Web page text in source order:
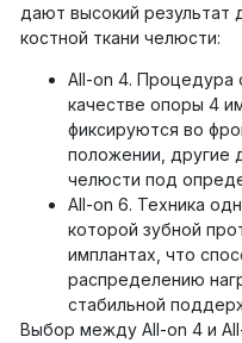
дают высокий результат
костной ткани челюсти:
All-on 4. Процедура
качестве опоры 4
фиксируются во
положении, другие
челюсти под
All-on 6. Техника
которой зубной
имплантах, что
распределению
стабильной
Выбор между All-on 4 и